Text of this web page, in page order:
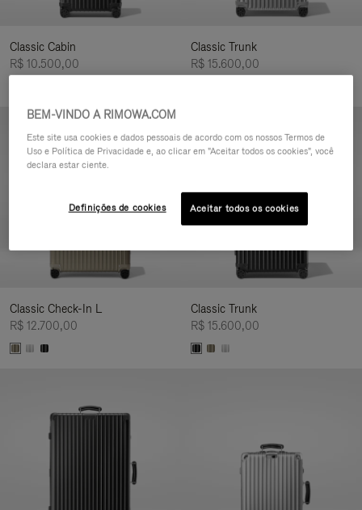
Classic Cabin
R$ 10.500,00
Classic Trunk
R$ 15.600,00
Classic Check-In L
R$ 12.700,00
Personalização
Classic Trunk
R$ 15.600,00
BEM-VINDO A RIMOWA.COM
Este site usa cookies e dados pessoais de acordo com os nossos Termos de
Uso e Política de Privacidade e, ao clicar em "Aceitar todos os cookies", você
declara estar ciente.
Definições de cookies Aceitar todos os cookies